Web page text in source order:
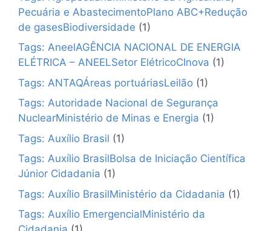
Pecuária e AbastecimentoPlano ABC+Redução
de gasesBiodiversidade (1)
Tags: AneelAGÊNCIA NACIONAL DE ENERGIA
ELÉTRICA – ANEELSetor ElétricoCInova (1)
Tags: ANTAQÁreas portuáriasLeilão (1)
Tags: Autoridade Nacional de Segurança
NuclearMinistério de Minas e Energia (1)
Tags: Auxílio Brasil (1)
Tags: Auxílio BrasilBolsa de Iniciação Científica
Júnior Cidadania (1)
Tags: Auxílio BrasilMinistério da Cidadania (1)
Tags: Auxílio EmergencialMinistério da